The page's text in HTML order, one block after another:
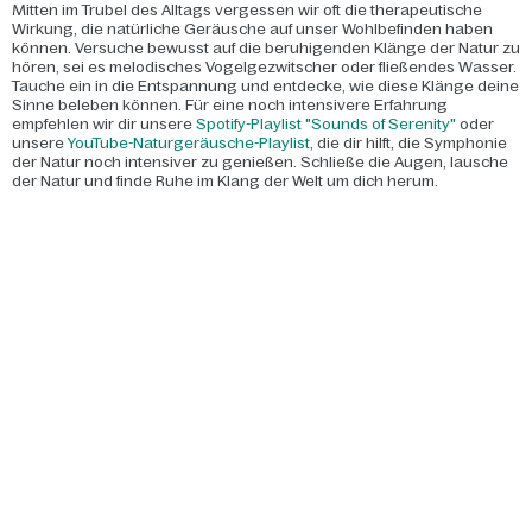
Mitten im Trubel des Alltags vergessen wir oft die therapeutische
Wirkung, die natürliche Geräusche auf unser Wohlbefinden haben
können. Versuche bewusst auf die beruhigenden Klänge der Natur zu
hören, sei es melodisches Vogelgezwitscher oder fließendes Wasser.
Tauche ein in die Entspannung und entdecke, wie diese Klänge deine
Sinne beleben können. Für eine noch intensivere Erfahrung
empfehlen wir dir unsere Spotify-Playlist "Sounds of Serenity" oder
unsereYouTube-Naturgeräusche-Playlist, die dir hilft, die Symphonie
der Natur noch intensiver zu genießen. Schließe die Augen, lausche
der Natur und finde Ruhe im Klang der Welt um dich herum.